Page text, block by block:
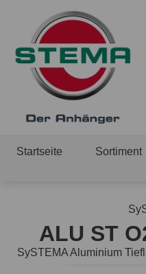
Startseite Sortiment
ALU ST
SySTEMA Aluminium